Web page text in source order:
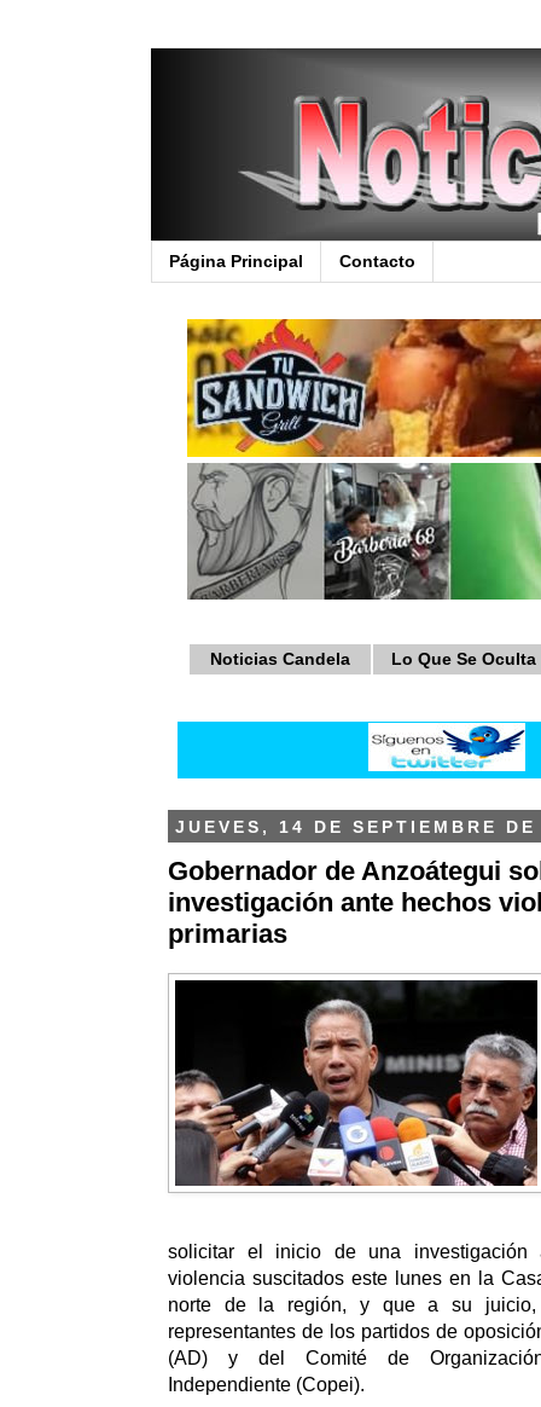
Página Principal Contacto
Noticias Candela Lo Que Se Oculta
JUEVES, 14 DE SEPTIEMBRE
Gobernador de Anzoátegui
investigación ante hechos
primarias
solicitar el inicio de una investigación
violencia suscitados este lunes en la
norte de la región, y que a su juicio,
representantes de los partidos de
(AD) y del Comité de
Independiente (Copei).